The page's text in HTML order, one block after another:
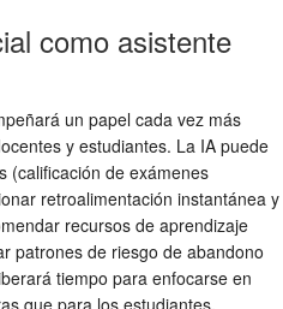
como asistente
un papel cada vez más
y estudiantes. La IA puede
(calificación de exámenes
retroalimentación instantánea y
recursos de aprendizaje
patrones de riesgo de abandono
tiempo para enfocarse en